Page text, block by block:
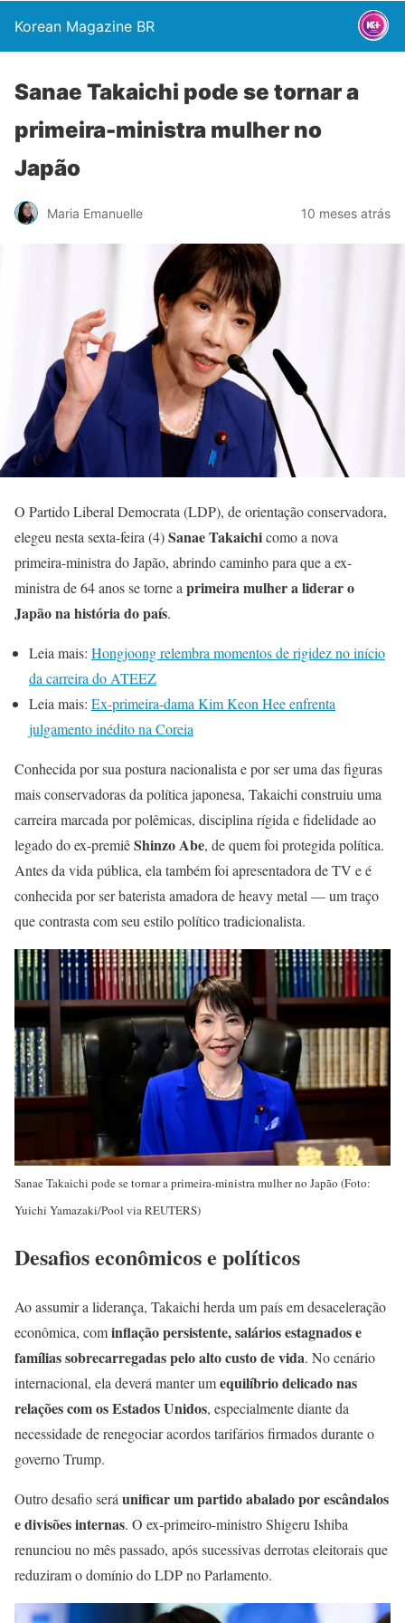
Korean Magazine BR
Sanae Takaichi pode se tornar a
primeira-ministra mulher no
Japão
Maria Emanuelle 10 meses atrás
O Partido Liberal Democrata (LDP), de orientação conservadora,
elegeu nesta sexta-feira (4)Sanae Takaichicomo a nova
primeira-ministra do Japão, abrindo caminho para que a ex-
ministra de 64 anos se torne aprimeira mulher a liderar o
Japão na história do país.
Leia mais: Hongjoong relembra momentos de rigidez no início
da carreira do ATEEZ
Leia mais: Ex-primeira-dama Kim Keon Hee enfrenta
julgamento inédito na Coreia
Conhecida por sua postura nacionalista e por ser uma das figuras
mais conservadoras da política japonesa, Takaichi construiu uma
carreira marcada por polêmicas, disciplina rígida e fidelidade ao
legado do ex-premiêShinzo Abe, de quem foi protegida política.
Antes da vida pública, ela também foi apresentadora de TV e é
conhecida por ser baterista amadora de heavy metal — um traço
que contrasta com seu estilo político tradicionalista.
Sanae Takaichi pode se tornar a primeira-ministra mulher no Japão (Foto:
Yuichi Yamazaki/Pool via REUTERS)
Desafios econômicos e políticos
Ao assumir a liderança, Takaichi herda um país em desaceleração
econômica, cominflação persistente, salários estagnados e
famílias sobrecarregadas pelo alto custo de vida. No cenário
internacional, ela deverá manter umequilíbrio delicado nas
relações com os Estados Unidos, especialmente diante da
necessidade de renegociar acordos tarifários firmados durante o
governo Trump.
Outro desafio seráunificar um partido abalado por escândalos
e divisões internas. O ex-primeiro-ministro Shigeru Ishiba
renunciou no mês passado, após sucessivas derrotas eleitorais que
reduziram o domínio do LDP no Parlamento.